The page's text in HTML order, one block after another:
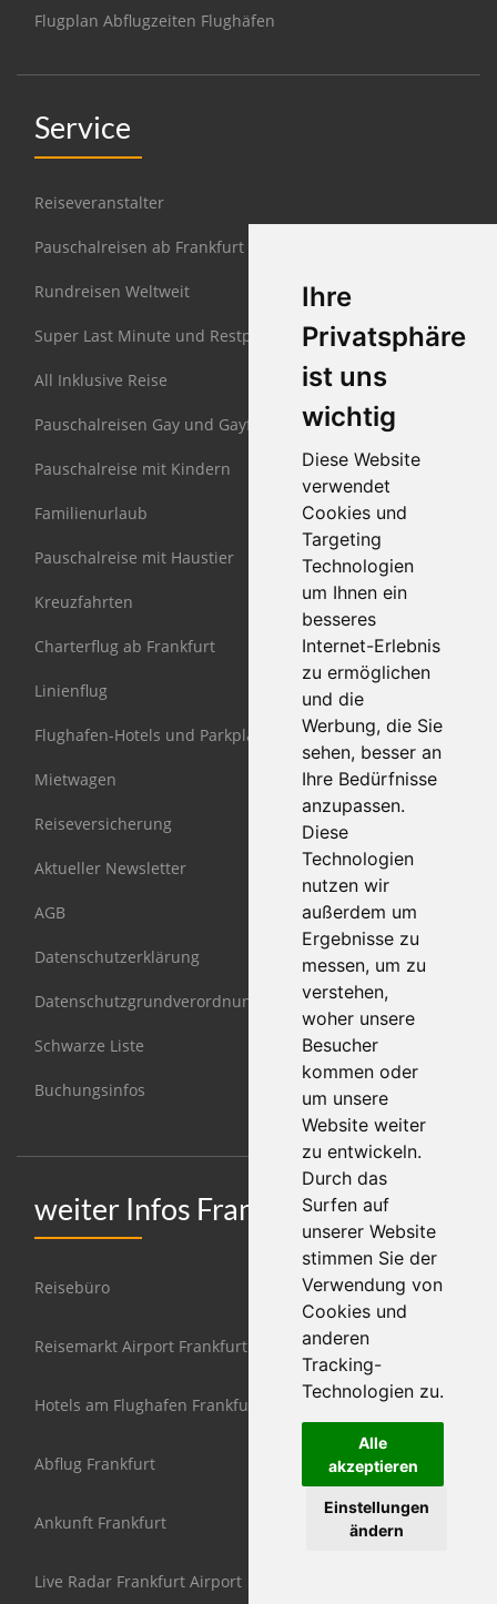
Ihre
Privatsphäre
ist uns
wichtig
Diese Website
verwendet
Cookies und
Targeting
Technologien
um Ihnen ein
besseres
Internet-Erlebnis
zu ermöglichen
und die
Werbung, die Sie
sehen, besser an
Ihre Bedürfnisse
anzupassen.
Diese
Technologien
nutzen wir
außerdem um
Ergebnisse zu
messen, um zu
verstehen,
woher unsere
Besucher
kommen oder
um unsere
Website weiter
zu entwickeln.
Durch das
Surfen auf
unserer Website
stimmen Sie der
Verwendung von
Cookies und
anderen
Tracking-
Technologien zu.
Alle
akzeptieren
Einstellungen
ändern
Flugplan Abflugzeiten Flughäfen
Service
Reiseveranstalter
Pauschalreisen ab Frankfurt
Rundreisen Weltweit
Super Last Minute und Restplätze
All Inklusive Reise
Pauschalreisen Gay und Gayfriendly
Pauschalreise mit Kindern
Familienurlaub
Pauschalreise mit Haustier
Kreuzfahrten
Charterflug ab Frankfurt
Linienflug
Flughafen-Hotels und Parkplätze
Mietwagen
Reiseversicherung
Aktueller Newsletter
AGB
Datenschutzerklärung
Datenschutzgrundverordnung DSGVO
Schwarze Liste
Buchungsinfos
weiter Infos Frankfurt
Reisebüro
Reisemarkt Airport Frankfurt
Hotels am Flughafen Frankfurt
Abflug Frankfurt
Ankunft Frankfurt
Live Radar Frankfurt Airport